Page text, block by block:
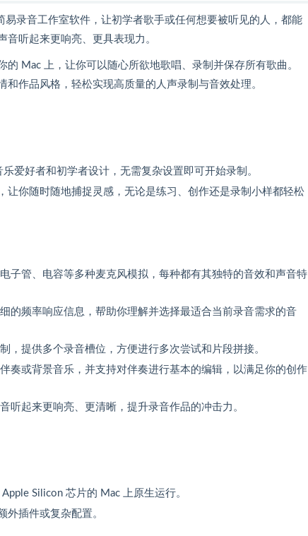
易录音工作室软件，让初学者歌手或任何想要被听见的人，都能
听起来更响亮、更具表现力。
Mac 上，让你可以随心所欲地歌唱、录制并保存所有歌曲。
作品风格，轻松实现高质量的人声录制与音效处理。
爱好者和初学者设计，无需复杂设置即可开始录制。
让你随时随地捕捉灵感，无论是练习、创作还是录制小样都轻松
子管、电容等多种麦克风模拟，每种都有其独特的音效和声音特
的频率响应信息，帮助你理解并选择最适合当前录音需求的音
，提供多个录音槽位，方便进行多次尝试和片段拼接。
奏或背景音乐，并支持对伴奏进行基本的编辑，以满足你的创作
听起来更响亮、更清晰，提升录音作品的冲击力。
Silicon 芯片的 Mac 上原生运行。
外插件或复杂配置。